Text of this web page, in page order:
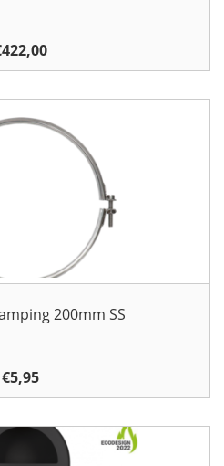
422,00
200mm SS
€5,95